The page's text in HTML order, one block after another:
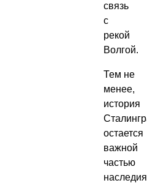
связь
с
рекой
Волгой.
Тем не
менее,
история
остается
важной
частью
наследия